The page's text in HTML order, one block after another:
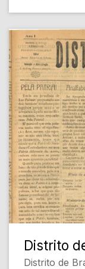
Distrito
Distrito de